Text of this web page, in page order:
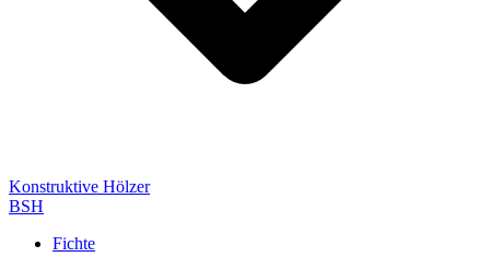
Konstruktive Hölzer
BSH
Fichte